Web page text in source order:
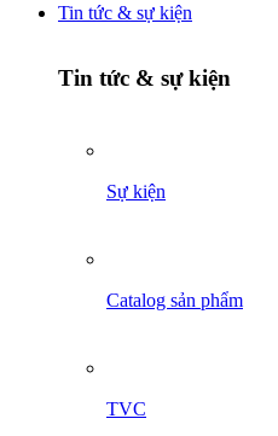
Tin tức & sự kiện
Tin tức & sự kiện
Sự kiện
Catalog sản phẩm
TVC